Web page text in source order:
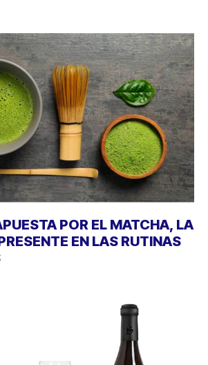
POR EL MATCHA, LA
EN LAS RUTINAS